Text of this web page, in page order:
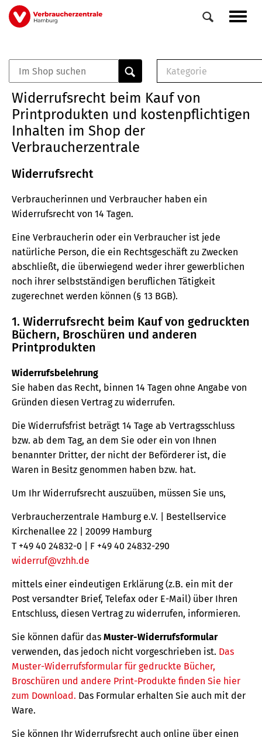
Direkt
zum
Veranstaltungen
0
Elemente
Kategorie
Musterbrief (RTF)
E-Broschüre
Widerrufsrecht beim Kauf von
Printprodukten und kostenpflichtigen
Inhalten im Shop der
Verbraucherzentrale
Widerrufsrecht
Verbraucherinnen und Verbraucher haben ein
Widerrufsrecht von 14 Tagen.
Eine Verbraucherin oder ein Verbraucher ist jede
natürliche Person, die ein Rechtsgeschäft zu Zwecken
abschließt, die überwiegend weder ihrer gewerblichen
noch ihrer selbstständigen beruflichen Tätigkeit
zugerechnet werden können (§ 13 BGB).
1. Widerrufsrecht beim Kauf von gedruckten
Büchern, Broschüren und anderen
Printprodukten
Widerrufsbelehrung
Sie haben das Recht, binnen 14 Tagen ohne Angabe von
Gründen diesen Vertrag zu widerrufen.
Die Widerrufsfrist beträgt 14 Tage ab Vertragsschluss
bzw. ab dem Tag, an dem Sie oder ein von Ihnen
benannter Dritter, der nicht der Beförderer ist, die
Waren in Besitz genommen haben bzw. hat.
Um Ihr Widerrufsrecht auszuüben, müssen Sie uns,
Verbraucherzentrale Hamburg e.V. | Bestellservice
Kirchenallee 22 | 20099 Hamburg
T +49 40 24832-0 | F +49 40 24832-290
widerruf@vzhh.de
mittels einer eindeutigen Erklärung (z.B. ein mit der
Post versandter Brief, Telefax oder E-Mail) über Ihren
Entschluss, diesen Vertrag zu widerrufen, informieren.
Sie können dafür das Muster-Widerrufsformular
verwenden, das jedoch nicht vorgeschrieben ist. Das
Muster-Widerrufsformular für gedruckte Bücher,
Broschüren und andere Print-Produkte finden Sie hier
zum Download. Das Formular erhalten Sie auch mit der
Ware.
Sie können Ihr Widerrufsrecht auch online über einen